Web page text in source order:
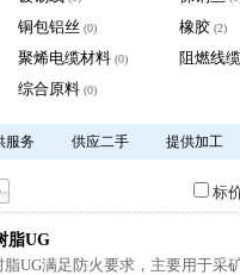
铜包铝丝 (0) 橡胶 (2)
聚烯电缆材料 (0) 阻燃线
综合原料 (0)
服务 供应二手 提供加工
标
脂UG
脂UG满足防火要求，主要用于采